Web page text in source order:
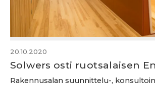
20.10.2020
Solwers osti ruotsalaisen
Rakennusalan suunnittelu-,